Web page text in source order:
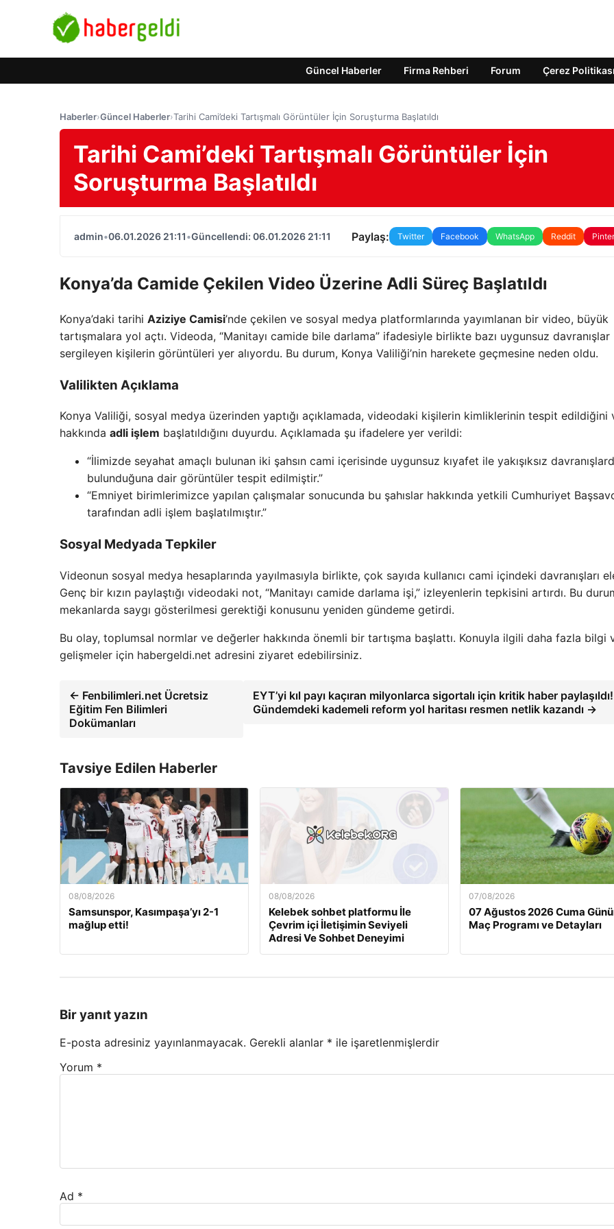
Güncel Haberler Firma Rehberi Forum Çerez Politikası
Haberler›Güncel Haberler›Tarihi Cami’deki Tartışmalı Görüntüler İçin Soruşturma Başlatıldı
Tarihi Cami’deki Tartışmalı Görüntüler İçin
Soruşturma Başlatıldı
admin•06.01.2026 21:11•Güncellendi: 06.01.2026 21:11 Paylaş: Twitter Facebook WhatsApp Reddit
Konya’da Camide Çekilen Video Üzerine Adli Süreç Başlatıldı
Konya’daki tarihi Aziziye Camisi’nde çekilen ve sosyal medya platformlarında yayımlanan bir video, büyük
tartışmalara yol açtı. Videoda, “Manitayı camide bile darlama” ifadesiyle birlikte bazı uygunsuz davranışlar
sergileyen kişilerin görüntüleri yer alıyordu. Bu durum, Konya Valiliği’nin harekete geçmesine neden oldu.
Valilikten Açıklama
Konya Valiliği, sosyal medya üzerinden yaptığı açıklamada, videodaki kişilerin kimliklerinin tespit edildiğini
hakkında adli işlem başlatıldığını duyurdu. Açıklamada şu ifadelere yer verildi:
“İlimizde seyahat amaçlı bulunan iki şahsın cami içerisinde uygunsuz kıyafet ile yakışıksız
bulunduğuna dair görüntüler tespit edilmiştir.”
“Emniyet birimlerimizce yapılan çalışmalar sonucunda bu şahıslar hakkında yetkili Cumhuriyet
tarafından adli işlem başlatılmıştır.”
Sosyal Medyada Tepkiler
Videonun sosyal medya hesaplarında yayılmasıyla birlikte, çok sayıda kullanıcı cami içindeki davranışları
Genç bir kızın paylaştığı videodaki not, “Manitayı camide darlama işi,” izleyenlerin tepkisini artırdı. Bu
mekanlarda saygı gösterilmesi gerektiği konusunu yeniden gündeme getirdi.
Bu olay, toplumsal normlar ve değerler hakkında önemli bir tartışma başlattı. Konuyla ilgili daha fazla bilgi
gelişmeler için habergeldi.net adresini ziyaret edebilirsiniz.
← Fenbilimleri.net Ücretsiz
Eğitim Fen Bilimleri
Dokümanları
EYT’yi kıl payı kaçıran milyonlarca sigortalı için kritik haber paylaşıldı!
Gündemdeki kademeli reform yol haritası resmen netlik kazandı →
Tavsiye Edilen Haberler
08/08/2026
Samsunspor, Kasımpaşa’yı 2-1
mağlup etti!
08/08/2026
Kelebek sohbet platformu İle
Çevrim içi İletişimin Seviyeli
Adresi Ve Sohbet Deneyimi
07/08/2026
07 Ağustos 2026 Cuma
Maç Programı ve Detayları
Bir yanıt yazın
E-posta adresiniz yayınlanmayacak. Gerekli alanlar * ile işaretlenmişlerdir
Yorum *
Ad *